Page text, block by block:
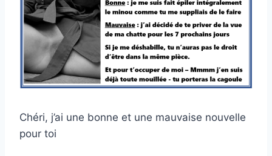
Chéri, j’ai une bonne et une mauvaise nouvelle
pour toi